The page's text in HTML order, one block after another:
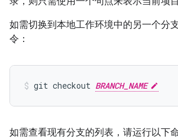
如需切换到本地工作环境中的另一个分
令：
git checkout BRANCH_NAME
如需查看现有分支的列表，请运行以下